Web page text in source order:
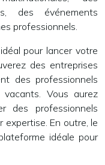
des événements
professionnels.
pour lancer votre
des entreprises
des professionnels
Vous aurez
des professionnels
En outre, le
idéale pour